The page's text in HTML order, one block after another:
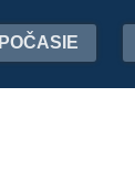
POČASIE